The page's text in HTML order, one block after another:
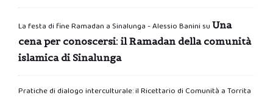
La festa di fine Ramadan a Sinalunga - Alessio Banini su Una
cena per conoscersi: il Ramadan della comunità
islamica di Sinalunga
Pratiche di dialogo interculturale: il Ricettario di Comunità a Torrita